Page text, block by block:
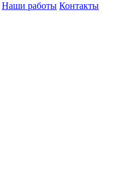
Наши работы Контакты